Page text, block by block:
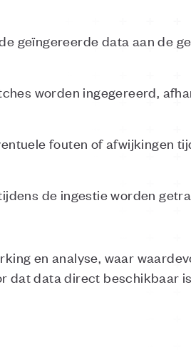
geïngereerde data aan de
worden ingegereerd,
fouten of afwijkingen
de ingestie worden
en analyse, waar
dat data direct beschikbaar